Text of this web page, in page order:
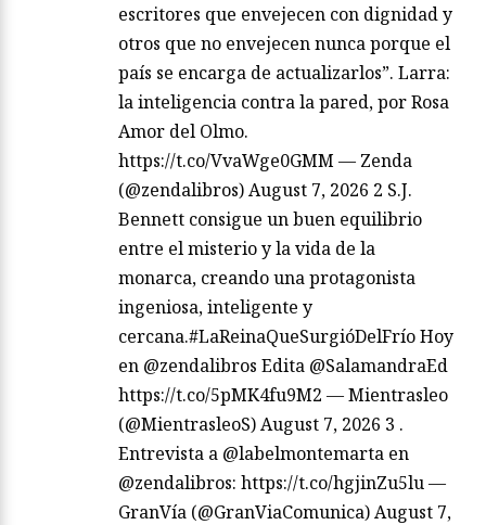
escritores que envejecen con dignidad y
otros que no envejecen nunca porque el
país se encarga de actualizarlos”. Larra:
la inteligencia contra la pared, por Rosa
Amor del Olmo.
https://t.co/VvaWge0GMM — Zenda
(@zendalibros) August 7, 2026 2 S.J.
Bennett consigue un buen equilibrio
entre el misterio y la vida de la
monarca, creando una protagonista
ingeniosa, inteligente y
cercana.#LaReinaQueSurgióDelFrío Hoy
en @zendalibros Edita @SalamandraEd
https://t.co/5pMK4fu9M2 — Mientrasleo
(@MientrasleoS) August 7, 2026 3 .
Entrevista a @labelmontemarta en
@zendalibros: https://t.co/hgjinZu5lu —
GranVía (@GranViaComunica) August 7,